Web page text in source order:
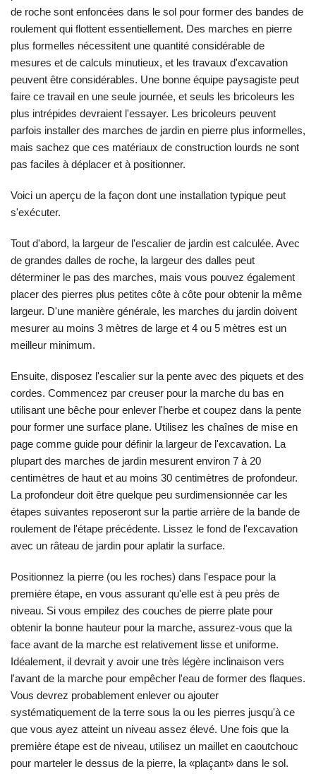
de roche sont enfoncées dans le sol pour former des bandes de
roulement qui flottent essentiellement. Des marches en pierre
plus formelles nécessitent une quantité considérable de
mesures et de calculs minutieux, et les travaux d'excavation
peuvent être considérables. Une bonne équipe paysagiste peut
faire ce travail en une seule journée, et seuls les bricoleurs les
plus intrépides devraient l'essayer. Les bricoleurs peuvent
parfois installer des marches de jardin en pierre plus informelles,
mais sachez que ces matériaux de construction lourds ne sont
pas faciles à déplacer et à positionner.
Voici un aperçu de la façon dont une installation typique peut
s'exécuter.
Tout d'abord, la largeur de l'escalier de jardin est calculée. Avec
de grandes dalles de roche, la largeur des dalles peut
déterminer le pas des marches, mais vous pouvez également
placer des pierres plus petites côte à côte pour obtenir la même
largeur. D'une manière générale, les marches du jardin doivent
mesurer au moins 3 mètres de large et 4 ou 5 mètres est un
meilleur minimum.
Ensuite, disposez l'escalier sur la pente avec des piquets et des
cordes. Commencez par creuser pour la marche du bas en
utilisant une bêche pour enlever l'herbe et coupez dans la pente
pour former une surface plane. Utilisez les chaînes de mise en
page comme guide pour définir la largeur de l'excavation. La
plupart des marches de jardin mesurent environ 7 à 20
centimètres de haut et au moins 30 centimètres de profondeur.
La profondeur doit être quelque peu surdimensionnée car les
étapes suivantes reposeront sur la partie arrière de la bande de
roulement de l'étape précédente. Lissez le fond de l'excavation
avec un râteau de jardin pour aplatir la surface.
Positionnez la pierre (ou les roches) dans l'espace pour la
première étape, en vous assurant qu'elle est à peu près de
niveau. Si vous empilez des couches de pierre plate pour
obtenir la bonne hauteur pour la marche, assurez-vous que la
face avant de la marche est relativement lisse et uniforme.
Idéalement, il devrait y avoir une très légère inclinaison vers
l'avant de la marche pour empêcher l'eau de former des flaques.
Vous devrez probablement enlever ou ajouter
systématiquement de la terre sous la ou les pierres jusqu'à ce
que vous ayez atteint un niveau assez élevé. Une fois que la
première étape est de niveau, utilisez un maillet en caoutchouc
pour marteler le dessus de la pierre, la «plaçant» dans le sol.